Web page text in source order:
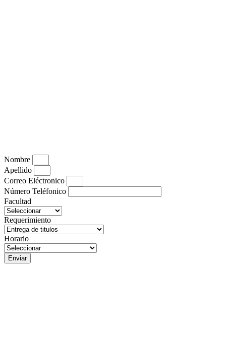
Nombre
Apellido
Correo Eléctronico
Número Teléfonico
Facultad
Requerimiento
Horario
Enviar